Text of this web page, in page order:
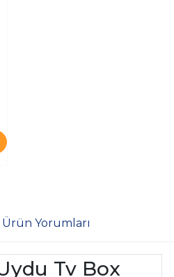
Ürün Yorumları
Tv Box